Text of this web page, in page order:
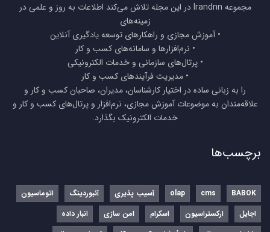
مجموعه Irandnn در این مجله تلاش می‌کند اطلاعات به روز و علمی در
زمینه‌های
• آموزش مجازی و راهکارهای توسعه یادگیری آنلاین
• نرم‌افزارها و سامانه‌های کسب و کار
• پرتال‌های سازمانی و خدمات الکترونیکی
• مدیریت فرآیندهای کسب و کار
را به زبانی ساده در اختیار کارشناسان، مدیران، صاحبان کسب و کار و
علاقه‌مندان به موضوعات آموزش مجازی، نرم‌افزار و پرتال‌های کسب و کار و
خدمات الکترونیک بگذارد.
برچسب‌ها
BABOK
cms
olap آسیب پذیری آنبوردینگ
اتوماسیون
اجایل
ارکستراسیون اسکرام امن سازی
انبار داده